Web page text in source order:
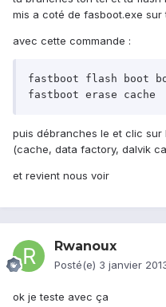
mis a coté de fasboot.exe sur
avec cette commande :
fastboot flash boot
puis débranches le et clic
(cache, data factory, dalvik
et revient nous voir
Rwanoux
Posté(e) 3 janvier
ok je teste avec ça